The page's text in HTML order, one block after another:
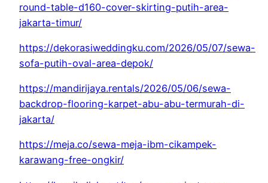
round-table-d160-cover-skirting-putih-area-
jakarta-timur/
https://dekorasiweddingku.com/2026/05/07/sewa-
sofa-putih-oval-area-depok/
https://mandirijaya.rentals/2026/05/06/sewa-
backdrop-flooring-karpet-abu-abu-termurah-di-
jakarta/
https://meja.co/sewa-meja-ibm-cikampek-
karawang-free-ongkir/